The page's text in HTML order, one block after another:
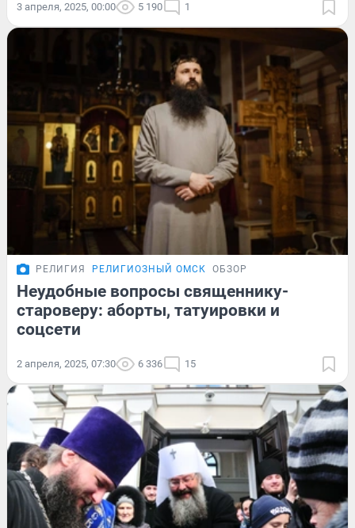
3 апреля, 2025, 00:00 5 190 1
РЕЛИГИЯ РЕЛИГИОЗНЫЙ ОМСК ОБЗОР
Неудобные вопросы священнику-
староверу: аборты, татуировки и
соцсети
2 апреля, 2025, 07:30 6 336 15